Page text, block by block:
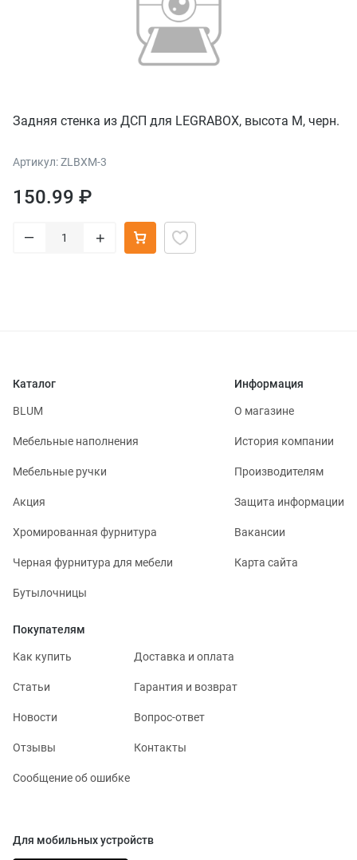
Задняя стенка из ДСП для LEGRABOX, высота M, черн.
Артикул: ZLBXM-3
150.99 ₽
– +
Каталог
BLUM
Мебельные наполнения
Мебельные ручки
Акция
Хромированная фурнитура
Черная фурнитура для мебели
Бутылочницы
Информация
О магазине
История компании
Производителям
Защита информации
Вакансии
Карта сайта
Покупателям
Как купить Доставка и оплата
Статьи Гарантия и возврат
Новости Вопрос-ответ
Отзывы Контакты
Сообщение об ошибке
Для мобильных устройств